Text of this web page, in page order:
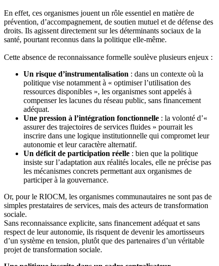
En effet, ces organismes jouent un rôle essentiel en matière de
prévention, d’accompagnement, de soutien mutuel et de défense des
droits. Ils agissent directement sur les déterminants sociaux de la
santé, pourtant reconnus dans la politique elle-même.
Cette absence de reconnaissance formelle soulève plusieurs enjeux :
Un risque d’instrumentalisation : dans un contexte où la
politique vise notamment à « optimiser l’utilisation des
ressources disponibles », les organismes sont appelés à
compenser les lacunes du réseau public, sans financement
adéquat.
Une pression à l’intégration fonctionnelle : la volonté d’«
assurer des trajectoires de services fluides » pourrait les
inscrire dans une logique institutionnelle qui compromet leur
autonomie et leur caractère alternatif.
Un déficit de participation réelle : bien que la politique
insiste sur l’adaptation aux réalités locales, elle ne précise pas
les mécanismes concrets permettant aux organismes de
participer à la gouvernance.
Or, pour le RIOCM, les organismes communautaires ne sont pas de
simples prestataires de services, mais des acteurs de transformation
sociale.
Sans reconnaissance explicite, sans financement adéquat et sans
respect de leur autonomie, ils risquent de devenir les amortisseurs
d’un système en tension, plutôt que des partenaires d’un véritable
projet de transformation sociale.